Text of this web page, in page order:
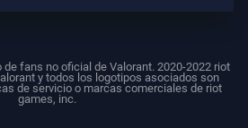
fans no oficial de Valorant. 2020-2022 riot
y todos los logotipos asociados son
de servicio o marcas comerciales de riot
games, inc.